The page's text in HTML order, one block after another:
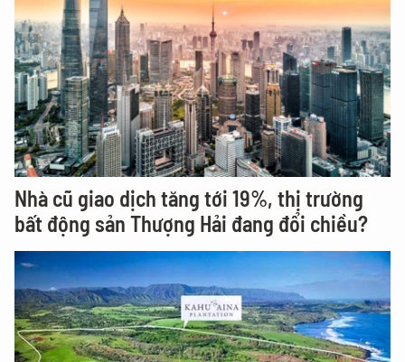
Nhà cũ giao dịch tăng tới 19%, thị trường
bất động sản Thượng Hải đang đổi chiều?